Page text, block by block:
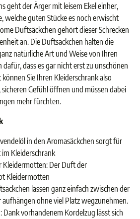
geht der Ärger mit leisem Ekel einher,
welche guten Stücke es noch erwischt
Duftsäckchen gehört dieser Schrecken
an. Die Duftsäckchen halten die
natürliche Art und Weise von Ihren
dass es gar nicht erst zu unschönen
Sie Ihren Kleiderschrank also
Gefühl öffnen und müssen dabei
mehr fürchten.
in den Aromasäckchen sorgt für
Kleiderschrank
Kleidermotten: Der Duft der
Kleidermotten
lassen ganz einfach zwischen der
ohne viel Platz wegzunehmen.
vorhandenem Kordelzug lässt sich